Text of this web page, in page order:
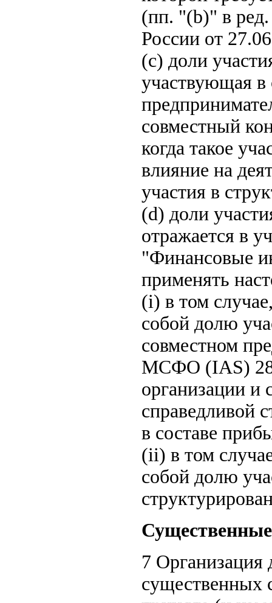
(пп. "(b)" в
России от
(c) доли
участвующая в
совместный
когда такое
влияние на
участия в
(d) доли
отражается в
"Финансовые
применять
(i) в том
собой долю
совместном
МСФО (IAS) 28
организации и
справедливой
в составе
(ii) в том
собой долю
7
существенных